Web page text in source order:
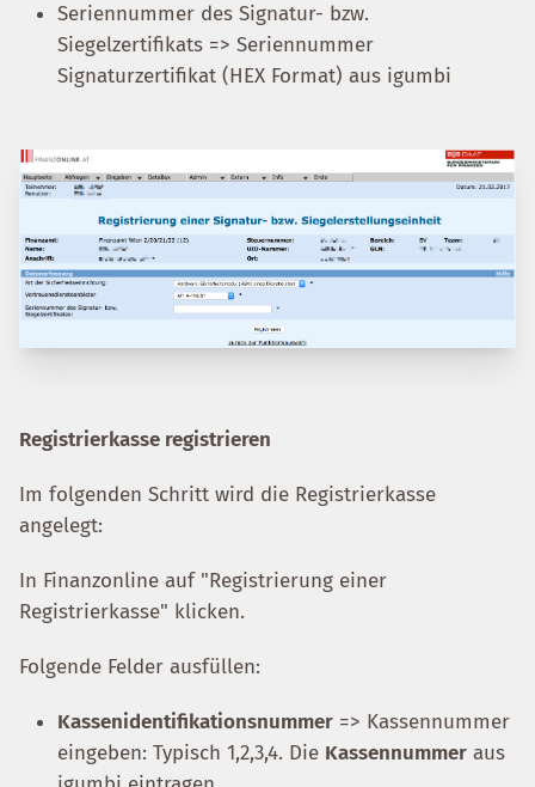
Seriennummer des Signatur- bzw.
Siegelzertifikats => Seriennummer
Signaturzertifikat (HEX Format) aus igumbi
Registrierkasse registrieren
Im folgenden Schritt wird die Registrierkasse
angelegt:
In Finanzonline auf "Registrierung einer
Registrierkasse" klicken.
Folgende Felder ausfüllen:
Kassenidentifikationsnummer => Kassennummer
eingeben: Typisch 1,2,3,4. Die Kassennummer aus